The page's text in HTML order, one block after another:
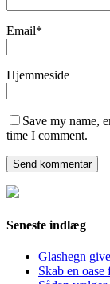
Email*
Hjemmeside
Save my name,
time I comment.
Seneste indlæg
Glashegn
Skab en oase